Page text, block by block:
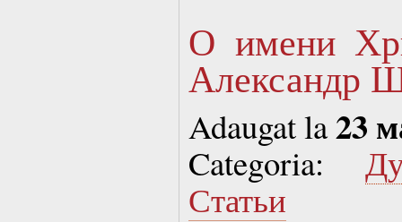
О имени
Александр
Adaugat la23
Categoria:
Статьи